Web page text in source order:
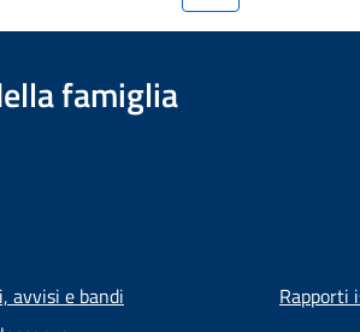
famiglia
avvisi e bandi
Rapporti